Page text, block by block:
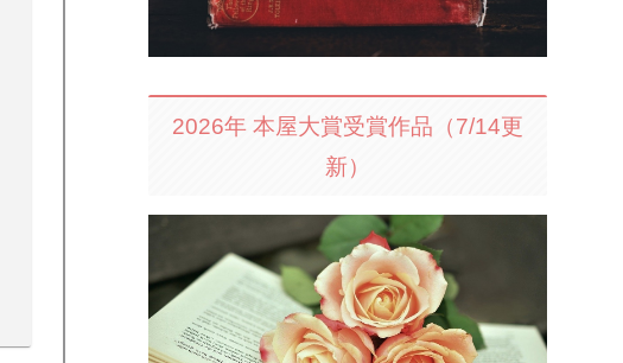
2026年 本屋大賞受賞作品（7/14更
新）